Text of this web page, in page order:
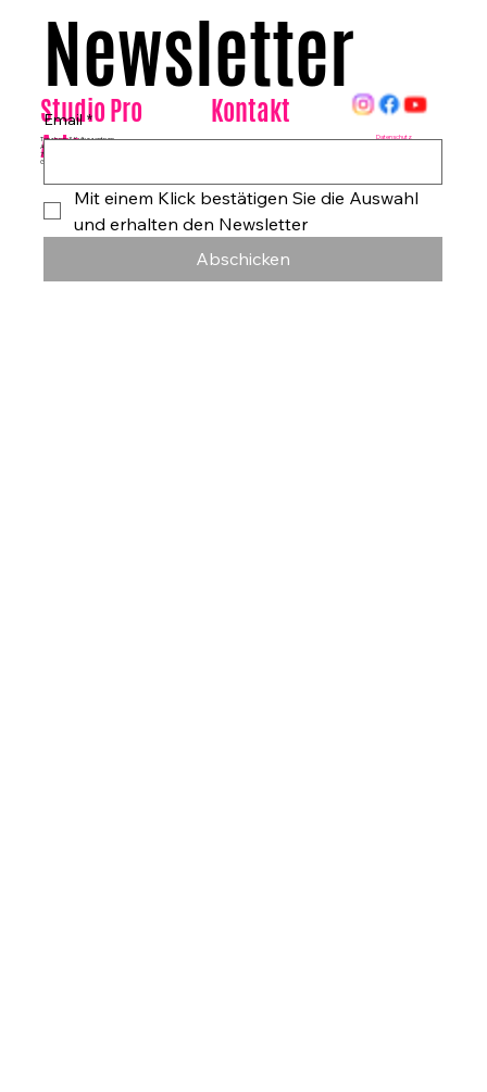
Datenschutz
Studio Pro
Arte
Tanzhaus & Kulturzentrum
Am Rohrgraben 4a
79249 Merzhausen/Freiburg
Germany
Kontakt
Newsletter
Email *
Mit einem Klick bestätigen Sie die Auswahl
und erhalten den Newsletter
Abschicken